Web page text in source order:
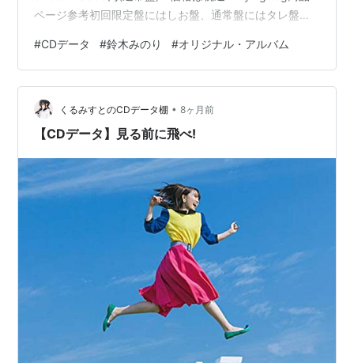
ページ参考初回限定盤にはしお盤、通常盤にはタレ盤と
商品ページに書かれていないのが珍しいくらいです。 収
録曲リスト 1.Now Is The Time! 2.ダメハダメ (Album
Ver.) 3.わからないのよBABY 4.まいっちゃう 5.最果ての
ハロー 6.まぼろし 7.月…
#CDデータ #鈴木みのり #オリジナル・アルバム
くるみすとのCDデータ棚 • 8ヶ月前
【CDデータ】見る前に飛べ!